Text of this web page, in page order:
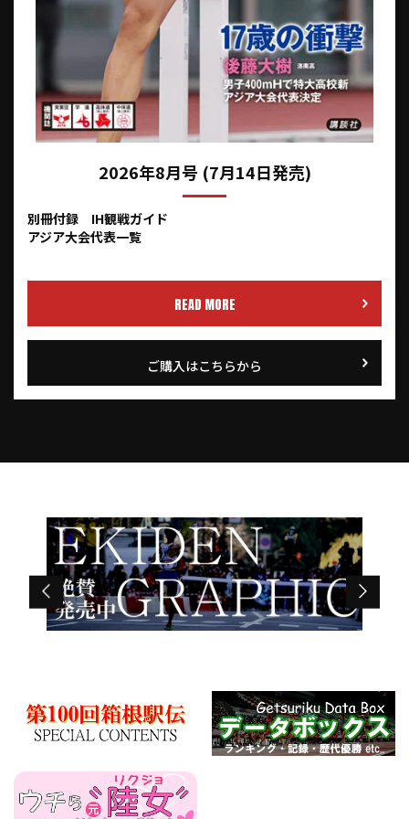
2026年8月号 (7月14日発売)
別冊付録 IH観戦ガイド
アジア大会代表一覧
READ MORE
ご購入はこちらから